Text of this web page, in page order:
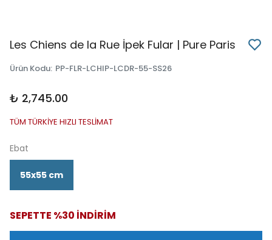
Les Chiens de la Rue İpek Fular | Pure Paris
Ürün Kodu: PP-FLR-LCHIP-LCDR-55-SS26
₺ 2,745.00
TÜM TÜRKİYE HIZLI TESLİMAT
Ebat
55x55 cm
SEPETTE %30 İNDİRİM